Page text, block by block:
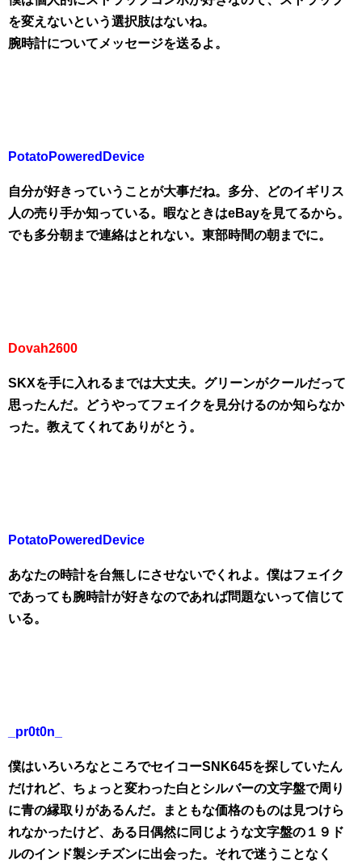
を変えないという選択肢はないね。
腕時計についてメッセージを送るよ。
PotatoPoweredDevice
自分が好きっていうことが大事だね。多分、どのイギリス
人の売り手か知っている。暇なときはeBayを見てるから。
でも多分朝まで連絡はとれない。東部時間の朝までに。
Dovah2600
SKXを手に入れるまでは大丈夫。グリーンがクールだって
思ったんだ。どうやってフェイクを見分けるのか知らなか
った。教えてくれてありがとう。
PotatoPoweredDevice
あなたの時計を台無しにさせないでくれよ。僕はフェイク
であっても腕時計が好きなのであれば問題ないって信じて
いる。
_pr0t0n_
僕はいろいろなところでセイコーSNK645を探していたん
だけれど、ちょっと変わった白とシルバーの文字盤で周り
に青の縁取りがあるんだ。まともな価格のものは見つけら
れなかったけど、ある日偶然に同じような文字盤の１９ド
ルのインド製シチズンに出会った。それで迷うことなく